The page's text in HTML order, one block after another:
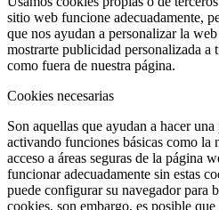
sitio web funcione adecuadamente,
que nos ayudan a personalizar la
mostrarte publicidad personalizada a
como fuera de nuestra página.
Cookies necesarias
Son aquellas que ayudan a hacer
activando funciones básicas como la
acceso a áreas seguras de la página
funcionar adecuadamente sin estas
puede configurar su navegador para
cookies, son embargo, es posible que